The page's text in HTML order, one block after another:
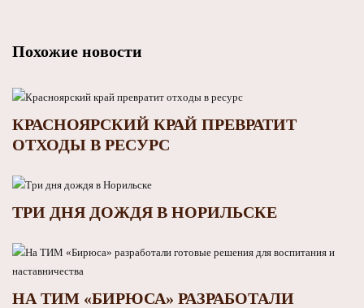
Похожие новости
КРАСНОЯРСКИЙ КРАЙ ПРЕВРАТИТ
ОТХОДЫ В РЕСУРС
ТРИ ДНЯ ДОЖДЯ В НОРИЛЬСКЕ
НА ТИМ «БИРЮСА» РАЗРАБОТАЛИ